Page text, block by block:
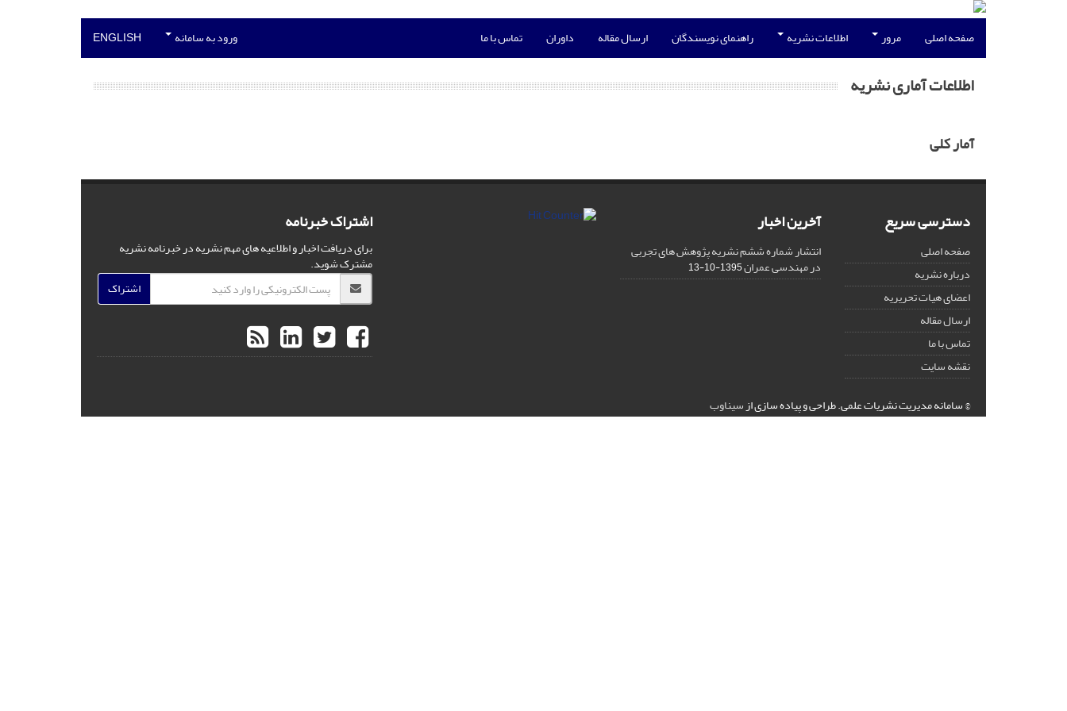
صفحه اصلی مرور اطلاعات نشریه راهنمای نویسندگان ارسال مقاله داوران تماس با ما ورود به سامانه ENGLISH
اطلاعات آماری نشریه
آمار کلی
دسترسی سریع
صفحه اصلی
درباره نشریه
اعضای هیات تحریریه
ارسال مقاله
تماس با ما
نقشه سایت
آخرین اخبار
انتشار شماره ششم نشریه پژوهش های تجربی
در مهندسی عمران1395-10-13
اشتراک خبرنامه
برای دریافت اخبار و اطلاعیه های مهم نشریه در خبرنامه نشریه
مشترک شوید.
اشتراک
© سامانه مدیریت نشریات علمی.طراحی و پیاده سازی ازسیناوب